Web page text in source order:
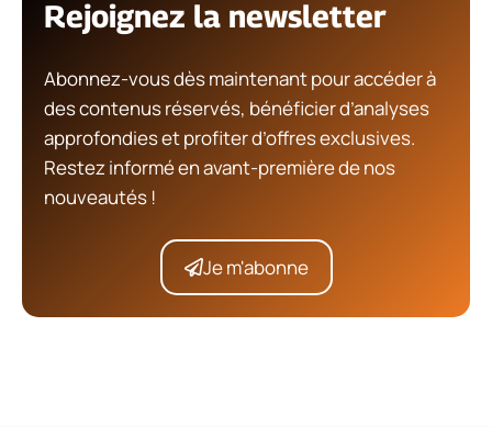
Rejoignez la newsletter
Abonnez-vous dès maintenant pour accéder à
des contenus réservés, bénéficier d’analyses
approfondies et profiter d’offres exclusives.
Restez informé en avant-première de nos
nouveautés !
Je m'abonne